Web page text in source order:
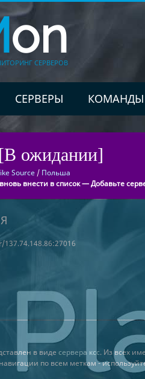
on
СЕРВЕРОВ
СЕРВЕРЫ КОМАНДЫ
ожидании]
Source/ Польша
внести в список — Добавьте
в виде сервера ксс. Из всех
по всем меткам -